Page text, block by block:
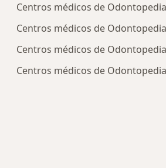
Centros médicos de
Centros médicos de
Centros médicos de
Centros médicos de